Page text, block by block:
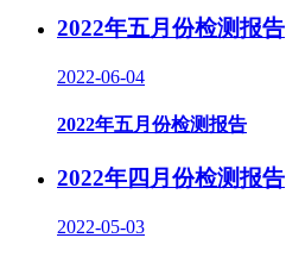
2022年五月份检测报告
2022-06-04
2022年五月份检测报告
2022年四月份检测报告
2022-05-03